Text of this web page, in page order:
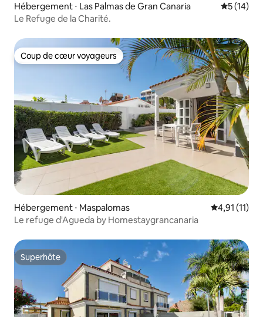
Hébergement ⋅ Las Palmas de Gran Canaria
5 (14)
Le Refuge de la Charité.
Coup de cœur voyageurs
Coup de cœur voyageurs
Hébergement ⋅ Maspalomas Évaluation
4,91 (11)
Le refuge d'Agueda by Homestaygrancanaria
Superhôte
Superhôte